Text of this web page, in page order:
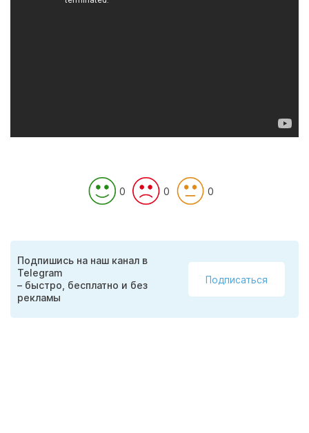
0 0 0
Подпишись на наш канал в
Telegram
– быстро, бесплатно и без
рекламы
Подписаться